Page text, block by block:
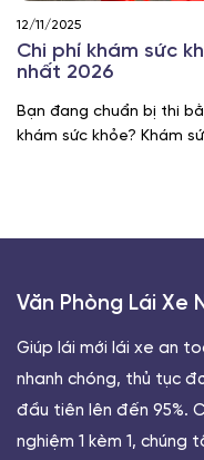
12/11/2025
Chi phí khám sức
nhất 2026
Bạn đang chuẩn bị thi
khám sức khỏe? Khám
Văn Phòng Lái Xe
Giúp lái mới lái xe an
nhanh chóng, thủ tục
đầu tiên lên đến 95%.
nghiệm 1 kèm 1,